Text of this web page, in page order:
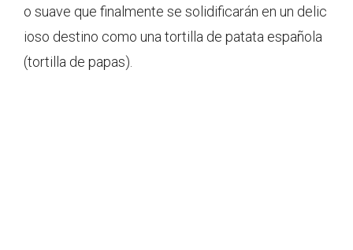
o suave que finalmente se solidificarán en un delic
ioso destino como una tortilla de patata española
(tortilla de papas).